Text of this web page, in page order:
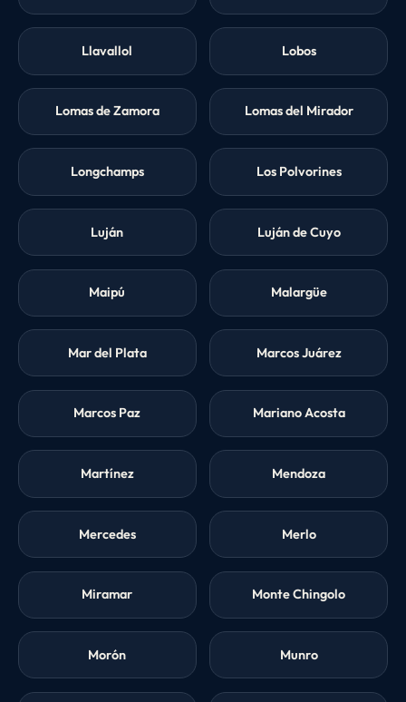
Llavallol Lobos
Lomas de Zamora Lomas del Mirador
Longchamps Los Polvorines
Luján Luján de Cuyo
Maipú Malargüe
Mar del Plata Marcos Juárez
Marcos Paz Mariano Acosta
Martínez Mendoza
Mercedes Merlo
Miramar Monte Chingolo
Morón Munro